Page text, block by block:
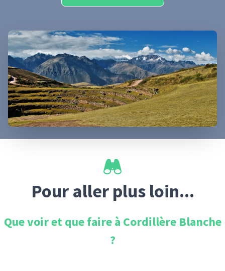
Pour aller plus loin...
Que voir et que faire à Cordillère Blanche
?